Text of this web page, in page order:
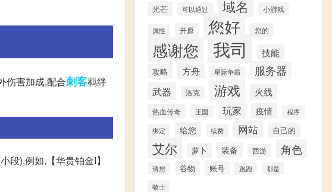
伤害加成,配合刺客羁绊
段),例如,【华贵铂金I】
光芒 可以通过 域名 小游戏
属性 开原 您好 您的
感谢您 我司 技能
攻略 方舟 星际争霸 服务器
武器 洛克 游戏 火线
热血传奇 王国 玩家 疫情
程序
绑定
给您 续费 网站 自己的
艾尔 萝卜 装备 西游 角色
请您 谷物 账号 跑跑
都是
骑士